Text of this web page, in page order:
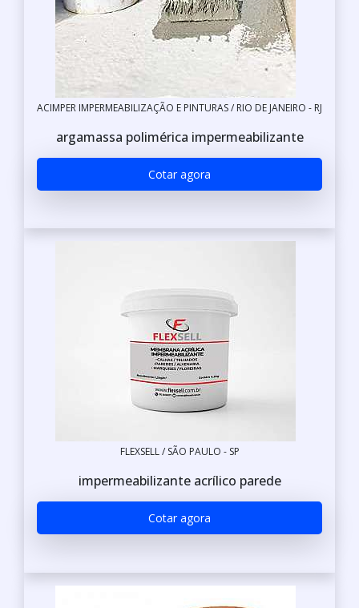
ACIMPER IMPERMEABILIZAÇÃO E PINTURAS / RIO DE JANEIRO - RJ
argamassa polimérica impermeabilizante
Cotar agora
FLEXSELL / SÃO PAULO - SP
impermeabilizante acrílico parede
Cotar agora